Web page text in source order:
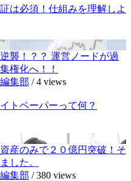
は必須！仕組みを理解しよ
襲！？？ 運営ノードが過
権化へ！！
集部 /4 views
トペーパーって何？
産のみで２０億円突破！そ
した。
集部 /380 views